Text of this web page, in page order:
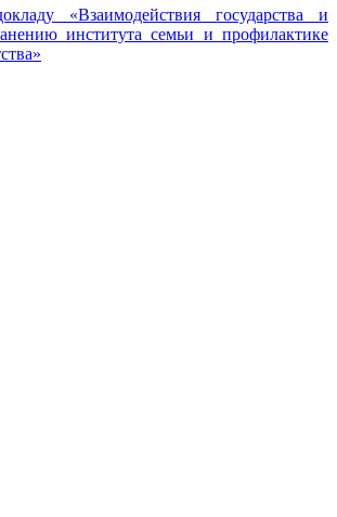
«Взаимодействия государства и
института семьи и профилактике